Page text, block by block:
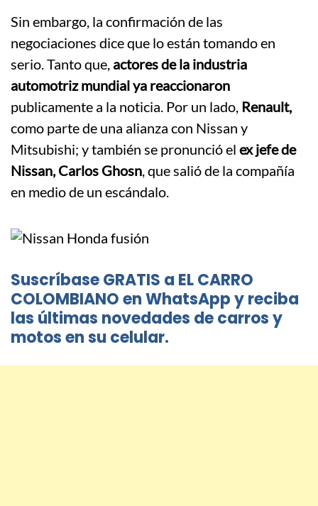
Sin embargo, la confirmación de las
negociaciones dice que lo están tomando en
serio. Tanto que, actores de la industria
automotriz mundial ya reaccionaron
publicamente a la noticia. Por un lado, Renault,
como parte de una alianza con Nissan y
Mitsubishi; y también se pronunció el ex jefe de
Nissan, Carlos Ghosn, que salió de la compañía
en medio de un escándalo.
Suscríbase GRATIS a EL CARRO
COLOMBIANO en WhatsApp y reciba
las últimas novedades de carros y
motos en su celular.